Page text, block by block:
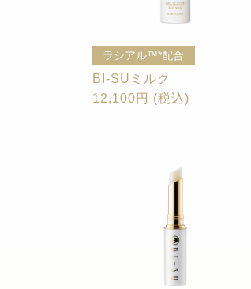
ラシアル™*配合
BI-SUミルク
12,100円 (税込)